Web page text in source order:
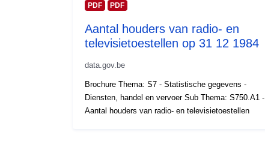
PDF PDF
Aantal houders van radio- en
televisietoestellen op 31 12 1984
data.gov.be
Brochure Thema: S7 - Statistische gegevens -
Diensten, handel en vervoer Sub Thema: S750.A1 -
Aantal houders van radio- en televisietoestellen